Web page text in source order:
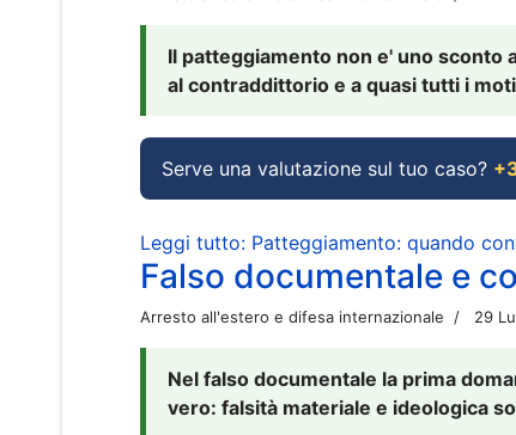
Il patteggiamento non e' uno sconto
al contraddittorio e a quasi tutti i
Serve una valutazione sul tuo caso?
Leggi tutto: Patteggiamento: quando
Falso documentale e
Arresto all'estero e difesa internazionale 29
Nel falso documentale la prima
vero: falsità materiale e ideologica